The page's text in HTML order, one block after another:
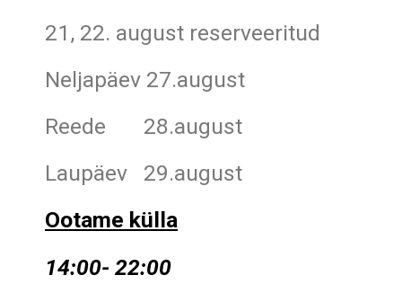
21, 22. august reserveeritud
Neljapäev 27.august
Reede 28.august
Laupäev 29.august
Ootame külla
14:00- 22:00